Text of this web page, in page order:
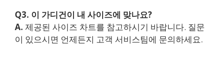
Q3. 이 가디건이 내 사이즈에 맞나요?
A. 제공된 사이즈 차트를 참고하시기 바랍니다. 질문
이 있으시면 언제든지 고객 서비스팀에 문의하세요.